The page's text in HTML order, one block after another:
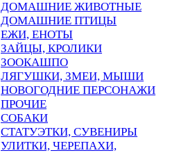
ДОМАШНИЕ ЖИВОТНЫЕ
ДОМАШНИЕ ПТИЦЫ
ЕЖИ, ЕНОТЫ
ЗАЙЦЫ, КРОЛИКИ
ЗООКАШПО
ЛЯГУШКИ, ЗМЕИ, МЫШИ
НОВОГОДНИЕ ПЕРСОНАЖИ
ПРОЧИЕ
СОБАКИ
СТАТУЭТКИ, СУВЕНИРЫ
УЛИТКИ, ЧЕРЕПАХИ,